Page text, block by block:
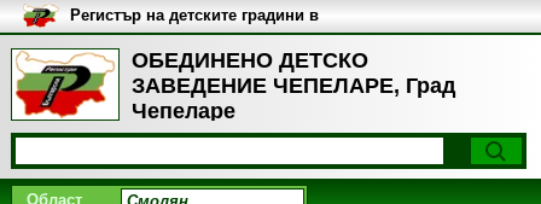
ОБЕДИНЕНО ДЕТСКО
ЗАВЕДЕНИЕ ЧЕПЕЛАРЕ, Град
Чепеларе
Регистър на детските градини в
България
Област